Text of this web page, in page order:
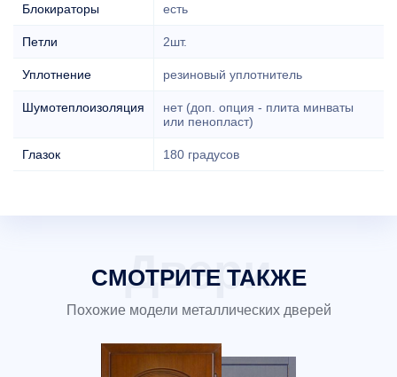
Блокираторы есть
Петли 2шт.
Уплотнение резиновый уплотнитель
Шумотеплоизоляция
нет (доп. опция - плита минваты
или пенопласт)
Глазок 180 градусов
СМОТРИТЕ ТАКЖЕ
Похожие модели металлических дверей